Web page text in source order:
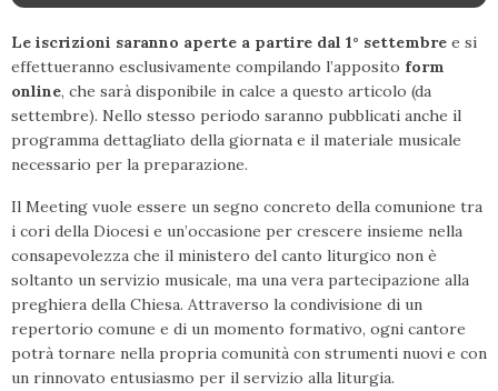
Le iscrizioni saranno aperte a partire dal 1° settembre e si
effettueranno esclusivamente compilando l’apposito form
online, che sarà disponibile in calce a questo articolo (da
settembre). Nello stesso periodo saranno pubblicati anche il
programma dettagliato della giornata e il materiale musicale
necessario per la preparazione.
Il Meeting vuole essere un segno concreto della comunione tra
i cori della Diocesi e un’occasione per crescere insieme nella
consapevolezza che il ministero del canto liturgico non è
soltanto un servizio musicale, ma una vera partecipazione alla
preghiera della Chiesa. Attraverso la condivisione di un
repertorio comune e di un momento formativo, ogni cantore
potrà tornare nella propria comunità con strumenti nuovi e con
un rinnovato entusiasmo per il servizio alla liturgia.